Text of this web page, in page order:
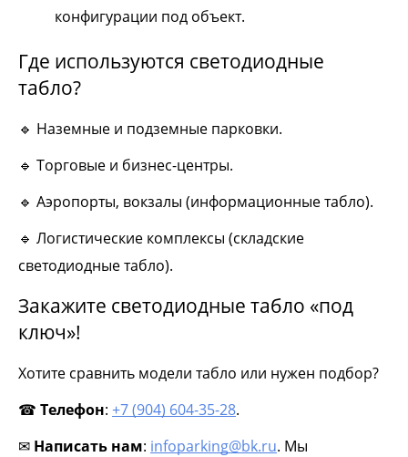
конфигурации под объект.
Где используются светодиодные
табло?
🔹 Наземные и подземные парковки.
🔹 Торговые и бизнес-центры.
🔹 Аэропорты, вокзалы (информационные табло).
🔹 Логистические комплексы (складские
светодиодные табло).
Закажите светодиодные табло «под
ключ»!
Хотите сравнить модели табло или нужен подбор?
☎ Телефон: +7 (904) 604-35-28.
✉ Написать нам: infoparking@bk.ru. Мы